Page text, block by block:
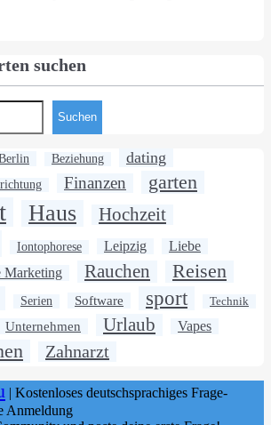
suchen
Suchen
Beziehung
dating
Finanzen garten
Haus Hochzeit
Iontophorese Leipzig Liebe
Marketing Rauchen Reisen
Serien Software sport Technik
Unternehmen Urlaub Vapes
Zahnarzt
| Kostenloses deutschsprachiges Frage-
Anmeldung